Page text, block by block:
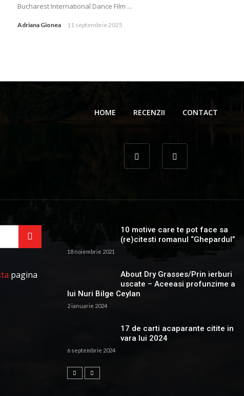
Bucharest International Dance Film ...
Adriana Gionea 11 septembrie 2025
HOME RECENZII CONTACT
pagina
10 motive care te pot face sa
(re)citesti romanul “Ghepardul”
18 noiembrie 2021
About Dry Grasses/Prin ierburi
uscate – Aceeasi profunzime a
lui Nuri Bilge Ceylan
2 ianuarie 2024
17 de carti acaparante citite in
vara lui 2024
6 septembrie 2024